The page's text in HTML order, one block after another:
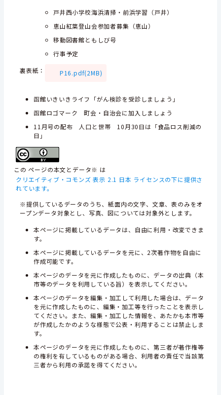
戸井西小学校海浜清掃・前浜学習（戸井）
恵山紅葉登山会参加者募集（恵山）
移動図書館ともしび号
行事予定
裏表紙：
P16.pdf(2MB)
函館いきいきライフ「がん検診を受診しましょう」
函館ロゴマーク 町会・自治会に加入しましょう
11月号の配布 人口と世帯 10月30日は「食品ロス削減の
日」
この ページの本文とデータ※ は
クリエイティブ・コモンズ 表示 2.1 日本 ライセンスの下に提供さ
れています。
※提供しているデータのうち、紙面内の文字、文章、表のみをオ
ープンデータ対象とし、写真、図については対象外とします。
本ページに掲載しているデータは、自由に利用・改変できま
す。
本ページに掲載しているデータを元に、2次著作物を自由に
作成可能です。
本ページのデータを元に作成したものに、データの出典（本
市等のデータを利用している旨）を表示してください。
本ページのデータを編集・加工して利用した場合は、データ
を元に作成したものに、編集・加工等を行ったことを表示し
てください。また、編集・加工した情報を、あたかも本市等
が作成したかのような様態で公表・利用することは禁止しま
す。
本ページのデータを元に作成したものに、第三者が著作権等
の権利を有しているものがある場合、利用者の責任で当該第
三者から利用の承諾を得てください。